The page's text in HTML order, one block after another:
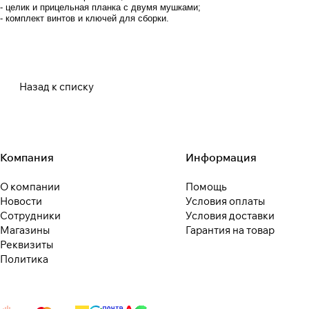
- целик и прицельная планка с двумя мушками;
- комплект винтов и ключей для сборки.
Назад к списку
Компания
О компании
Новости
Сотрудники
Магазины
Реквизиты
Политика
Информация
Помощь
Условия оплаты
Условия доставки
Гарантия на товар